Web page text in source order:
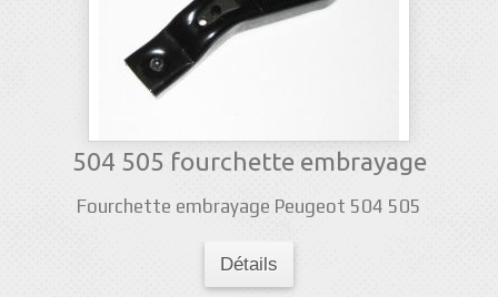
504 505 fourchette embrayage
Fourchette embrayage Peugeot 504 505
Détails